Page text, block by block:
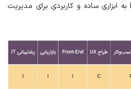
با این روش، ماتریس RACI به ابزاری ساده و کاربردی برای مدیریت